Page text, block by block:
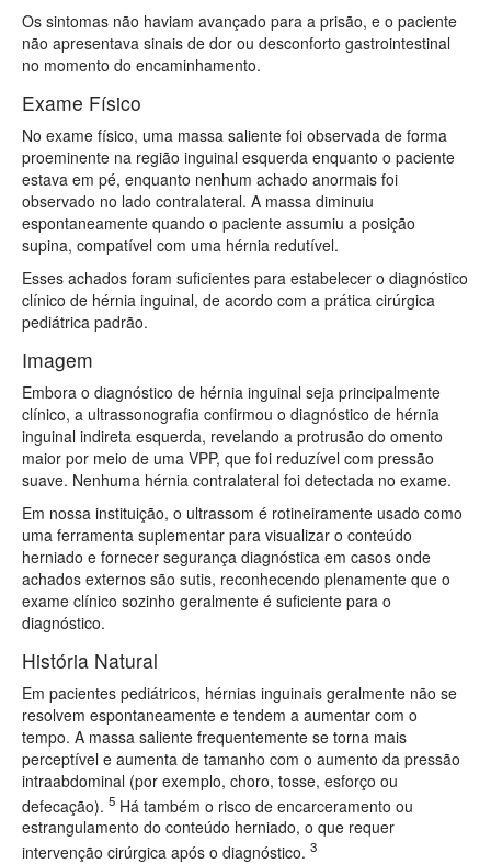
Os sintomas não haviam avançado para a prisão, e o paciente
não apresentava sinais de dor ou desconforto gastrointestinal
no momento do encaminhamento.
Exame Físico
No exame físico, uma massa saliente foi observada de forma
proeminente na região inguinal esquerda enquanto o paciente
estava em pé, enquanto nenhum achado anormais foi
observado no lado contralateral. A massa diminuiu
espontaneamente quando o paciente assumiu a posição
supina, compatível com uma hérnia redutível.
Esses achados foram suficientes para estabelecer o diagnóstico
clínico de hérnia inguinal, de acordo com a prática cirúrgica
pediátrica padrão.
Imagem
Embora o diagnóstico de hérnia inguinal seja principalmente
clínico, a ultrassonografia confirmou o diagnóstico de hérnia
inguinal indireta esquerda, revelando a protrusão do omento
maior por meio de uma VPP, que foi reduzível com pressão
suave. Nenhuma hérnia contralateral foi detectada no exame.
Em nossa instituição, o ultrassom é rotineiramente usado como
uma ferramenta suplementar para visualizar o conteúdo
herniado e fornecer segurança diagnóstica em casos onde
achados externos são sutis, reconhecendo plenamente que o
exame clínico sozinho geralmente é suficiente para o
diagnóstico.
História Natural
Em pacientes pediátricos, hérnias inguinais geralmente não se
resolvem espontaneamente e tendem a aumentar com o
tempo. A massa saliente frequentemente se torna mais
perceptível e aumenta de tamanho com o aumento da pressão
intraabdominal (por exemplo, choro, tosse, esforço ou
defecação). 5 Há também o risco de encarceramento ou
estrangulamento do conteúdo herniado, o que requer
intervenção cirúrgica após o diagnóstico. 3